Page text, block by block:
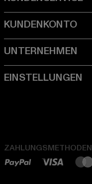
ZAHLUNGSMETHODEN